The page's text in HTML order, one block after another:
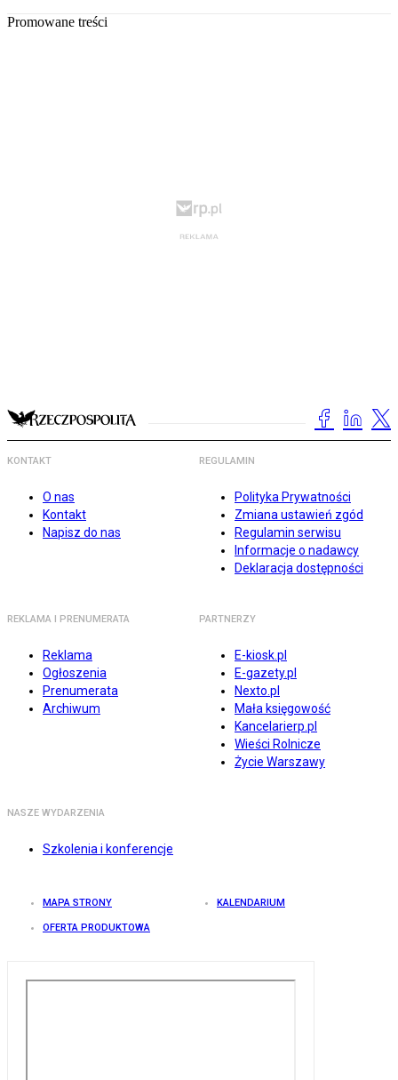
Promowane treści
KONTAKT
O nas
Kontakt
Napisz do nas
REGULAMIN
Polityka Prywatności
Zmiana ustawień zgód
Regulamin serwisu
Informacje o nadawcy
Deklaracja dostępności
REKLAMA I PRENUMERATA
Reklama
Ogłoszenia
Prenumerata
Archiwum
PARTNERZY
E-kiosk.pl
E-gazety.pl
Nexto.pl
Mała księgowość
Kancelarierp.pl
Wieści Rolnicze
Życie Warszawy
NASZE WYDARZENIA
Szkolenia i konferencje
MAPA STRONY KALENDARIUM
OFERTA PRODUKTOWA